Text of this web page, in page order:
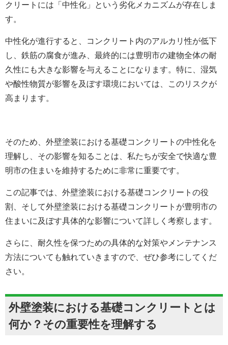
クリートには「中性化」という劣化メカニズムが存在しま
す。
中性化が進行すると、コンクリート内のアルカリ性が低下
し、鉄筋の腐食が進み、最終的には豊明市の建物全体の耐
久性にも大きな影響を与えることになります。特に、湿気
や酸性物質が影響を及ぼす環境においては、このリスクが
高まります。
そのため、外壁塗装における基礎コンクリートの中性化を
理解し、その影響を知ることは、私たちが安全で快適な豊
明市の住まいを維持するために非常に重要です。
この記事では、外壁塗装における基礎コンクリートの役
割、そして外壁塗装における基礎コンクリートが豊明市の
住まいに及ぼす具体的な影響について詳しく考察します。
さらに、耐久性を保つための具体的な対策やメンテナンス
方法についても触れていきますので、ぜひ参考にしてくだ
さい。
外壁塗装における基礎コンクリートとは
何か？その重要性を理解する